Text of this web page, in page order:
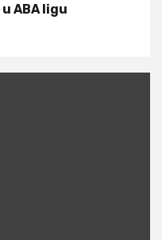
ABA ligu